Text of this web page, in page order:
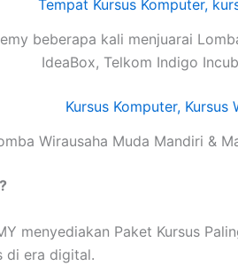
beberapa kali menjuarai
IdeaBox, Telkom Indigo
Wirausaha Muda Mandiri &
menyediakan Paket Kursus
di era digital.